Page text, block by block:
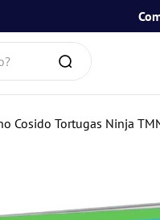
Cosido Tortugas Ninja
1.
toy
4.